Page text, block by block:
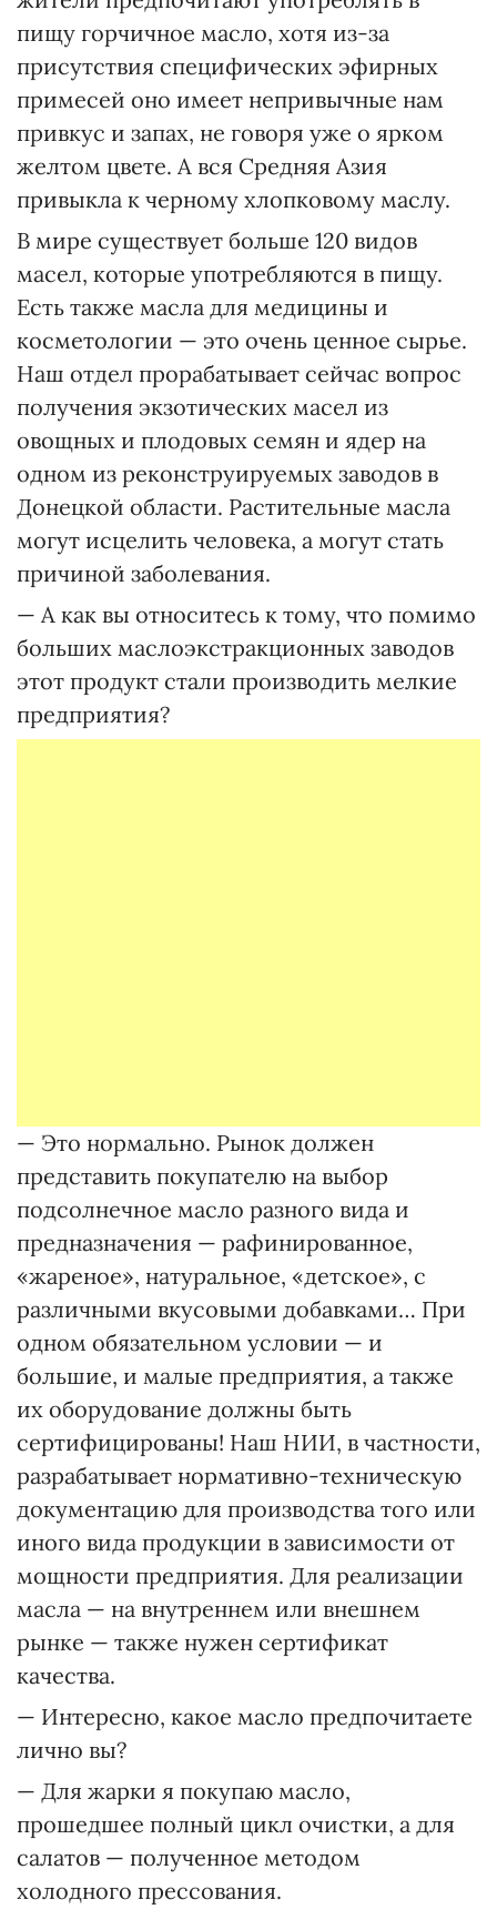
пищу горчичное масло, хотя из-за
присутствия специфических эфирных
примесей оно имеет непривычные нам
привкус и запах, не говоря уже о ярком
желтом цвете. А вся Средняя Азия
привыкла к черному хлопковому маслу.
В мире существует больше 120 видов
масел, которые употребляются в пищу.
Есть также масла для медицины и
косметологии — это очень ценное сырье.
Наш отдел прорабатывает сейчас вопрос
получения экзотических масел из
овощных и плодовых семян и ядер на
одном из реконструируемых заводов в
Донецкой области. Растительные масла
могут исцелить человека, а могут стать
причиной заболевания.
— А как вы относитесь к тому, что помимо
больших маслоэкстракционных заводов
этот продукт стали производить мелкие
предприятия?
— Это нормально. Рынок должен
представить покупателю на выбор
подсолнечное масло разного вида и
предназначения — рафинированное,
«жареное», натуральное, «детское», с
различными вкусовыми добавками… При
одном обязательном условии — и
большие, и малые предприятия, а также
их оборудование должны быть
сертифицированы! Наш НИИ, в частности,
разрабатывает нормативно-техническую
документацию для производства того или
иного вида продукции в зависимости от
мощности предприятия. Для реализации
масла — на внутреннем или внешнем
рынке — также нужен сертификат
качества.
— Интересно, какое масло предпочитаете
лично вы?
— Для жарки я покупаю масло,
прошедшее полный цикл очистки, а для
салатов — полученное методом
холодного прессования.